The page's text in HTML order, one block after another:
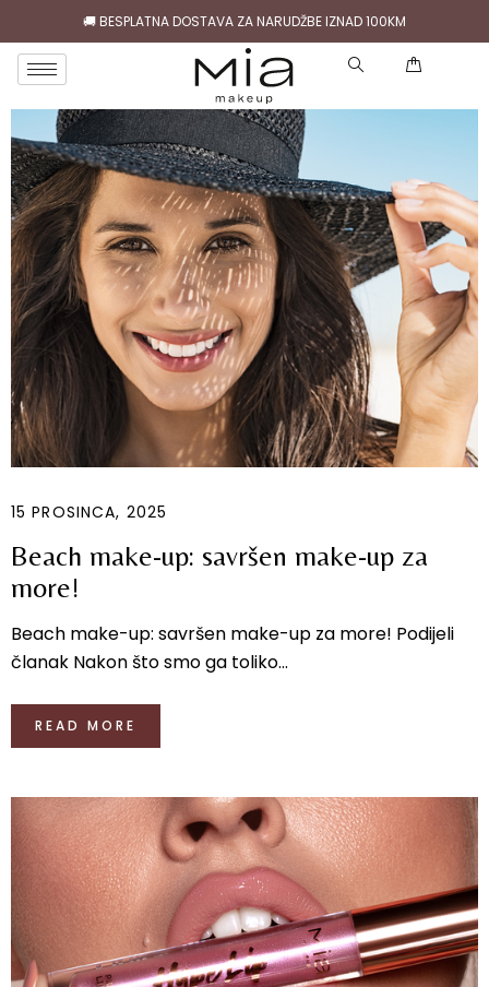
🚚 BESPLATNA DOSTAVA ZA NARUDŽBE IZNAD 100KM
15 PROSINCA, 2025
Beach make-up: savršen make-up za
more!
Beach make-up: savršen make-up za more! Podijeli
članak Nakon što smo ga toliko...
READ MORE